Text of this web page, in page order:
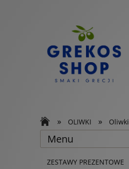
» OLIWKI »
Menu
ZESTAWY PREZENTOWE